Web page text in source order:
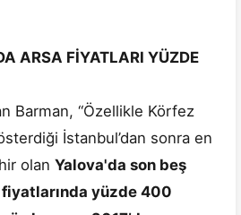
ARSA FİYATLARI YÜZDE
Barman, “Özellikle Körfez
İstanbul’dan sonra en
olan Yalova'da son beş
fiyatlarında yüzde 400